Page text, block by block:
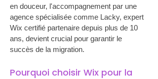
en douceur, l'accompagnement par une
agence spécialisée comme Lacky, expert
Wix certifié partenaire depuis plus de 10
ans, devient crucial pour garantir le
succès de la migration.
Pourquoi choisir Wix pour la